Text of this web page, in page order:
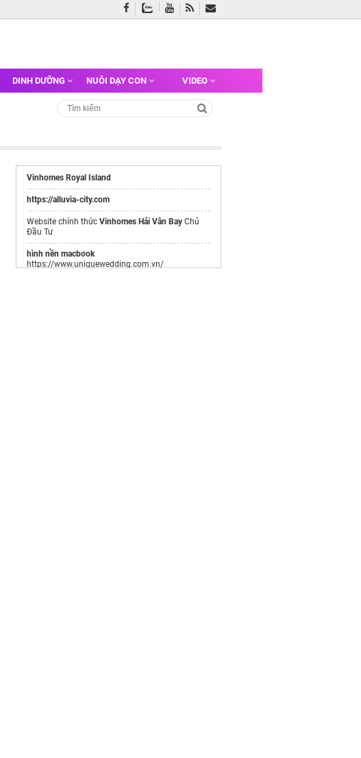
DINH DƯỠNG NUÔI DẠY CON VIDEO
Vinhomes Royal Island
https://alluvia-city.com
Website chính thức Vinhomes Hải Vân Bay Chủ
Đầu Tư
hình nền macbook
https://www.uniquewedding.com.vn/